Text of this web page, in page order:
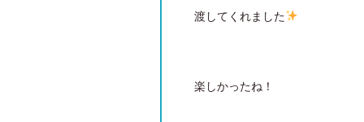
渡してくれました
楽しかったね！